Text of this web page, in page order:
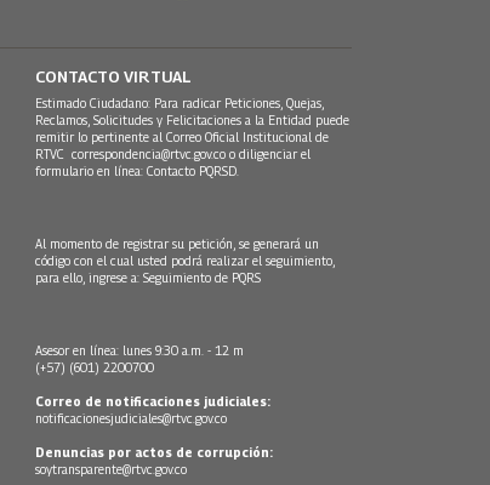
CONTACTO VIRTUAL
Estimado Ciudadano: Para radicar Peticiones, Quejas,
Reclamos, Solicitudes y Felicitaciones a la Entidad puede
remitir lo pertinente al Correo Oficial Institucional de
RTVC correspondencia@rtvc.gov.co o diligenciar el
formulario en línea: Contacto PQRSD.
Al momento de registrar su petición, se generará un
código con el cual usted podrá realizar el seguimiento,
para ello, ingrese a: Seguimiento de PQRS
Asesor en línea: lunes 9:30 a.m. - 12 m
(+57) (601) 2200700
Correo de notificaciones judiciales:
notificacionesjudiciales@rtvc.gov.co
Denuncias por actos de corrupción:
soytransparente@rtvc.gov.co